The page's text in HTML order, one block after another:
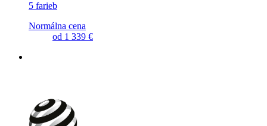
5 farieb
Normálna cena
od 1 339 €